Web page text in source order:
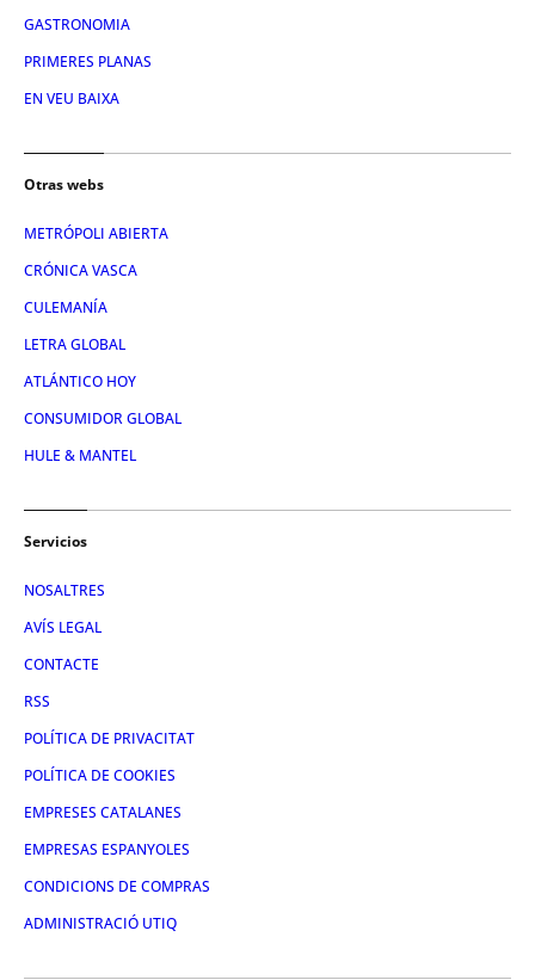
GASTRONOMIA
PRIMERES PLANAS
EN VEU BAIXA
Otras webs
METRÓPOLI ABIERTA
CRÓNICA VASCA
CULEMANÍA
LETRA GLOBAL
ATLÁNTICO HOY
CONSUMIDOR GLOBAL
HULE & MANTEL
Servicios
NOSALTRES
AVÍS LEGAL
CONTACTE
RSS
POLÍTICA DE PRIVACITAT
POLÍTICA DE COOKIES
EMPRESES CATALANES
EMPRESAS ESPANYOLES
CONDICIONS DE COMPRAS
ADMINISTRACIÓ UTIQ